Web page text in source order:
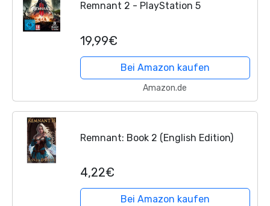
Remnant 2 - PlayStation 5
19,99€
Bei Amazon kaufen
Amazon.de
Remnant: Book 2 (English Edition)
4,22€
Bei Amazon kaufen